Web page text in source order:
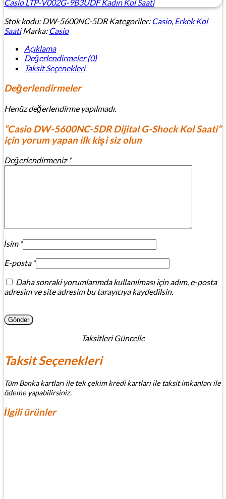
Casio LTP-V002G-9B3UDF Kadın Kol Saati
Stok kodu:DW-5600NC-5DR Kategoriler: Casio, Erkek Kol
Saati Marka: Casio
Açıklama
Değerlendirmeler (0)
Taksit Seçenekleri
Değerlendirmeler
Henüz değerlendirme yapılmadı.
“Casio DW-5600NC-5DR Dijital G-Shock Kol Saati”
için yorum yapan ilk kişi siz olun
Değerlendirmeniz *
İsim *
E-posta *
Daha sonraki yorumlarımda kullanılması için adım, e-posta
adresim ve site adresim bu tarayıcıya kaydedilsin.
Taksitleri Güncelle
Taksit Seçenekleri
Tüm Banka kartları ile tek çekim kredi kartları ile taksit imkanları ile
ödeme yapabilirsiniz.
İlgili ürünler